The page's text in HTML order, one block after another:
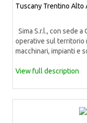
Tuscany Trentino Alto
Sima S.r.l., con sede
operative sul territorio
macchinari, impianti e
View full description